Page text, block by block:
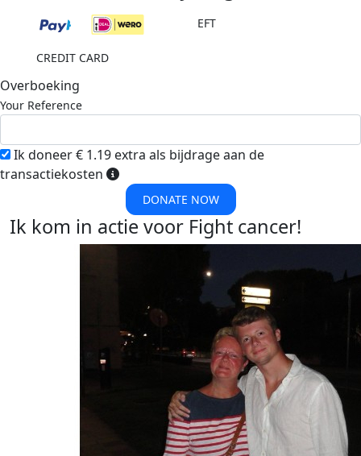
EFT
CREDIT CARD
Overboeking
Your Reference
Ik doneer € 1.19 extra als bijdrage aan de
transactiekosten
DONATE NOW
Ik kom in actie voor Fight cancer!